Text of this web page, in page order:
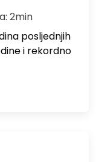
2min
posljednjih
i rekordno